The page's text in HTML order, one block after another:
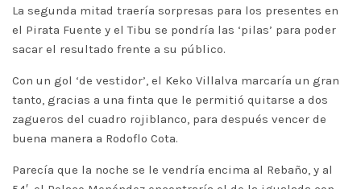
La segunda mitad traería sorpresas para los presentes en
el Pirata Fuente y el Tibu se pondría las ‘pilas’ para poder
sacar el resultado frente a su público.
Con un gol ‘de vestidor’, el Keko Villalva marcaría un gran
tanto, gracias a una finta que le permitió quitarse a dos
zagueros del cuadro rojiblanco, para después vencer de
buena manera a Rodoflo Cota.
Parecía que la noche se le vendría encima al Rebaño, y al